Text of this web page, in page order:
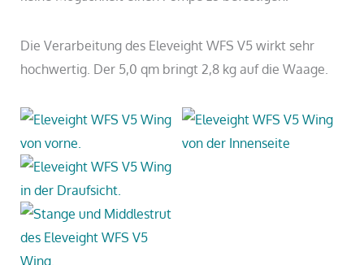
Die Verarbeitung des Eleveight WFS V5 wirkt sehr
hochwertig. Der 5,0 qm bringt 2,8 kg auf die Waage.